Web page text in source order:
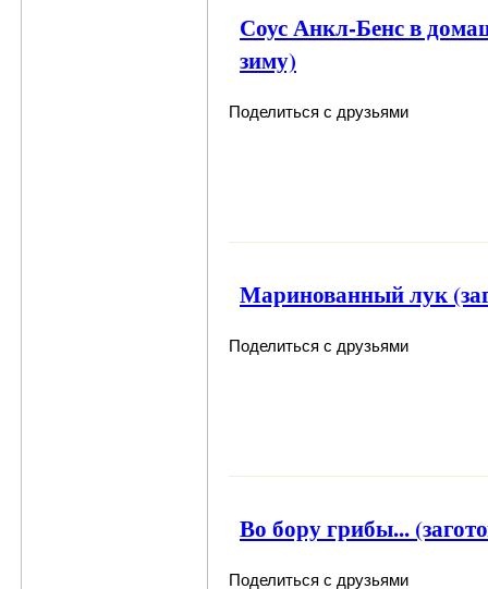
Соус Анкл-Бенс в
зиму)
Поделиться с друзьями
Маринованный лук
Поделиться с друзьями
Во бору грибы...
Поделиться с друзьями